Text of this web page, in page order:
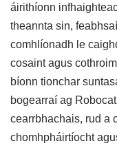
áirithíonn
theannta sin,
comhlíonadh le
cosaint agus
bíonn tionchar
bogearraí ag
cearrbhachais, rud a
chomhpháirtíocht